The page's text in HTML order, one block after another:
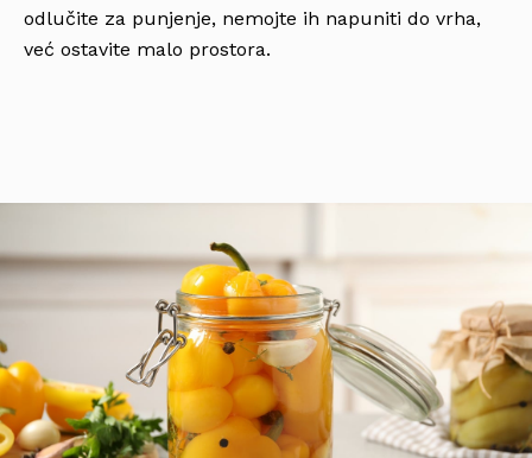
odlučite za punjenje, nemojte ih napuniti do vrha,
već ostavite malo prostora.